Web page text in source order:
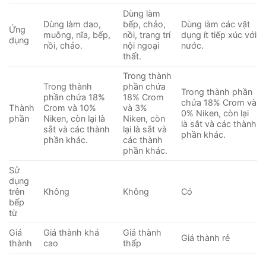
Ứng
dụng
Dùng làm dao,
muỗng, nĩa, bếp,
nồi, chảo.
Dùng làm
bếp, chảo,
nồi, trang trí
nội ngoại
thất.
Dùng làm các vật
dụng ít tiếp xúc với
nước.
Thành
phần
Trong thành
phần chứa 18%
Crom và 10%
Niken, còn lại là
sắt và các thành
phần khác.
Trong thành
phần chứa
18% Crom
và 3%
Niken, còn
lại là sắt và
các thành
phần khác.
Trong thành phần
chứa 18% Crom và
0% Niken, còn lại
là sắt và các thành
phần khác.
Sử
dụng
trên
bếp
từ
Không Không Có
Giá
thành
Giá thành khá
cao
Giá thành
thấp
Giá thành rẻ